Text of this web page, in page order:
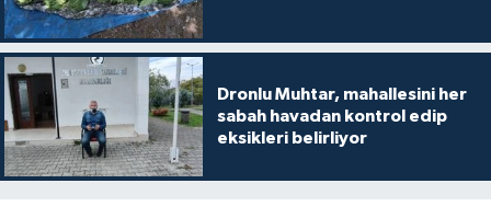
Dronlu Muhtar, mahallesini her
sabah havadan kontrol edip
eksikleri belirliyor